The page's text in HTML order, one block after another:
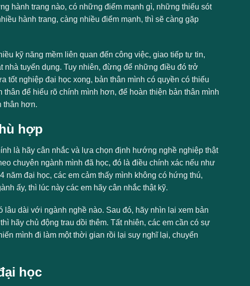
hành trang nào, có những điểm mạnh gì, những thiếu sót
hành trang, càng nhiều điểm mạnh, thì sẽ càng gặp
kỹ năng mềm liên quan đến công việc, giao tiếp tự tin,
tuyển dụng. Tuy nhiên, đừng để những điều đó trở
nghiệp đại học xong, bản thân mình có quyền có thiếu
để hiểu rõ chính mình hơn, để hoàn thiện bản thân mình
thân hơn.
hợp
là hãy cân nhắc và lựa chọn định hướng nghề nghiệp thật
chuyên ngành mình đã học, đó là điều chính xác nếu như
đại học, các em cảm thấy mình không có hứng thú,
ấy, thì lúc này các em hãy cân nhắc thật kỹ.
dài với ngành nghề nào. Sau đó, hãy nhìn lại xem bản
hãy chủ động trau dồi thêm. Tất nhiên, các em cần có sự
mình đi làm một thời gian rồi lại suy nghĩ lại, chuyển
học